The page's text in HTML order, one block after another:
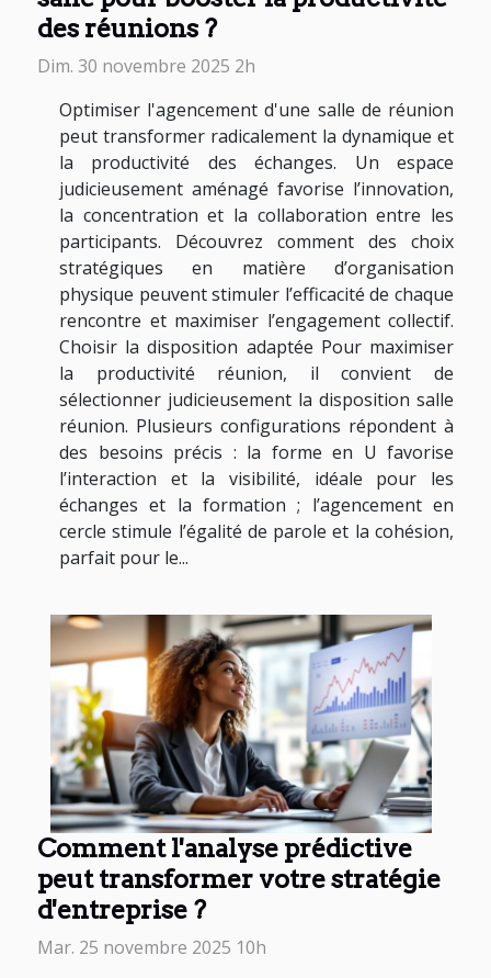
des réunions ?
Dim. 30 novembre 2025 2h
Optimiser l'agencement d'une salle de réunion
peut transformer radicalement la dynamique et
la productivité des échanges. Un espace
judicieusement aménagé favorise l’innovation,
la concentration et la collaboration entre les
participants. Découvrez comment des choix
stratégiques en matière d’organisation
physique peuvent stimuler l’efficacité de chaque
rencontre et maximiser l’engagement collectif.
Choisir la disposition adaptée Pour maximiser
la productivité réunion, il convient de
sélectionner judicieusement la disposition salle
réunion. Plusieurs configurations répondent à
des besoins précis : la forme en U favorise
l’interaction et la visibilité, idéale pour les
échanges et la formation ; l’agencement en
cercle stimule l’égalité de parole et la cohésion,
parfait pour le...
Comment l'analyse prédictive
peut transformer votre stratégie
d'entreprise ?
Mar. 25 novembre 2025 10h